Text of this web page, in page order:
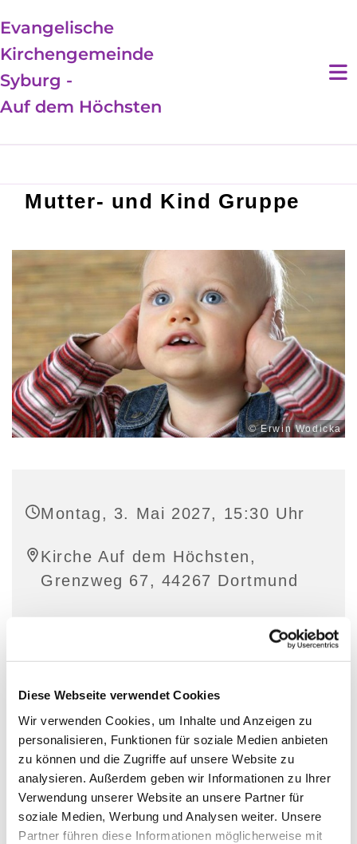
Diese Webseite verwendet Cookies
Wir verwenden Cookies, um Inhalte und Anzeigen zu
personalisieren, Funktionen für soziale Medien anbieten
zu können und die Zugriffe auf unsere Website zu
analysieren. Außerdem geben wir Informationen zu Ihrer
Verwendung unserer Website an unsere Partner für
soziale Medien, Werbung und Analysen weiter. Unsere
Partner führen diese Informationen möglicherweise mit
Evangelische
Kirchengemeinde
Syburg -
Auf dem Höchsten
Mutter- und Kind Gruppe
© Erwin Wodicka
Montag, 3. Mai 2027, 15:30 Uhr
Kirche Auf dem Höchsten,
Grenzweg 67, 44267 Dortmund